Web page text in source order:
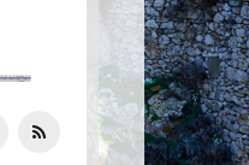
СОЦ
СЕТИ